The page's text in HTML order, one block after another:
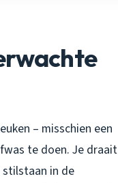
– misschien een
te doen. Je draait
in de